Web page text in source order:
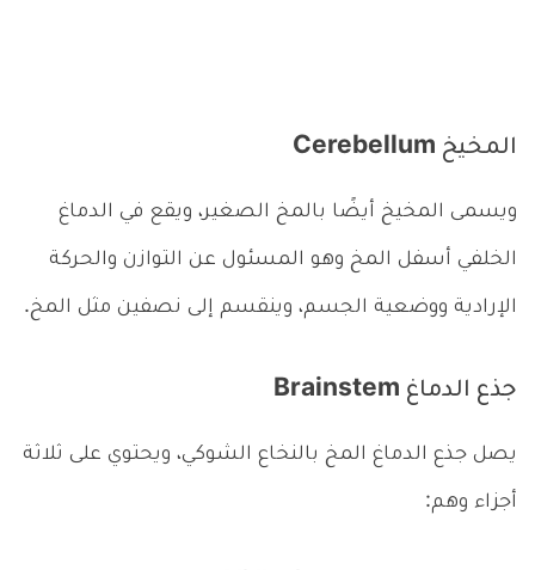
المخيخ Cerebellum
ويسمى المخيخ أيضًا بالمخ الصغير، ويقع في الدماغ
الخلفي أسفل المخ وهو المسئول عن التوازن والحركة
الإرادية ووضعية الجسم، وينقسم إلى نصفين مثل المخ.
جذع الدماغ Brainstem
يصل جذع الدماغ المخ بالنخاع الشوكي، ويحتوي على ثلاثة
أجزاء وهم: